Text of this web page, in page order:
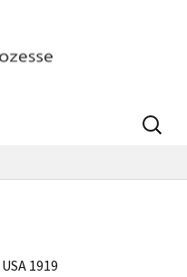
Suchen
nach:
USA 1919